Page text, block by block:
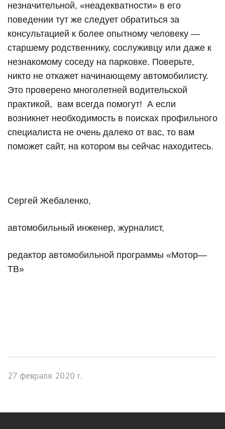
незначительной, «неадекватности» в его
поведении тут же следует обратиться за
консультацией к более опытному человеку —
старшему родственнику, сослуживцу или даже к
незнакомому соседу на парковке. Поверьте,
никто не откажет начинающему автомобилисту.
Это проверено многолетней водительской
практикой, вам всегда помогут! А если
возникнет необходимость в поисках профильного
специалиста не очень далеко от вас, то вам
поможет сайт, на котором вы сейчас находитесь.
Сергей Жебаленко,
автомобильный инженер, журналист,
редактор автомобильной программы «Мотор—
ТВ»
27 февраля 2020 г.